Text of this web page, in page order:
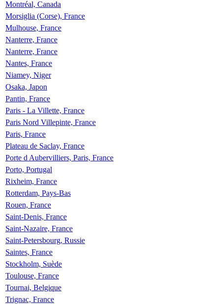
Montréal, Canada
Morsiglia (Corse), France
Mulhouse, France
Nanterre, France
Nanterre, France
Nantes, France
Niamey, Niger
Osaka, Japon
Pantin, France
Paris - La Villette, France
Paris Nord Villepinte, France
Paris, France
Plateau de Saclay, France
Porte d Aubervilliers, Paris, France
Porto, Portugal
Rixheim, France
Rotterdam, Pays-Bas
Rouen, France
Saint-Denis, France
Saint-Nazaire, France
Saint-Petersbourg, Russie
Saintes, France
Stockholm, Suède
Toulouse, France
Tournai, Belgique
Trignac, France